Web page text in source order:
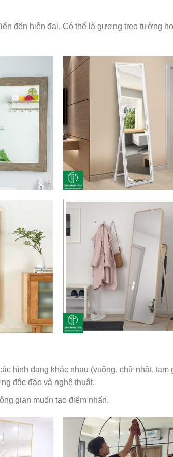
đến hiện đại. Có thể là gương treo tường
hình dạng khác nhau (vuông, chữ nhật, tam
độc đáo và nghệ thuật.
gian muốn tạo điểm nhấn.